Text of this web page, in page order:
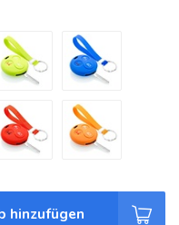
hinzufügen